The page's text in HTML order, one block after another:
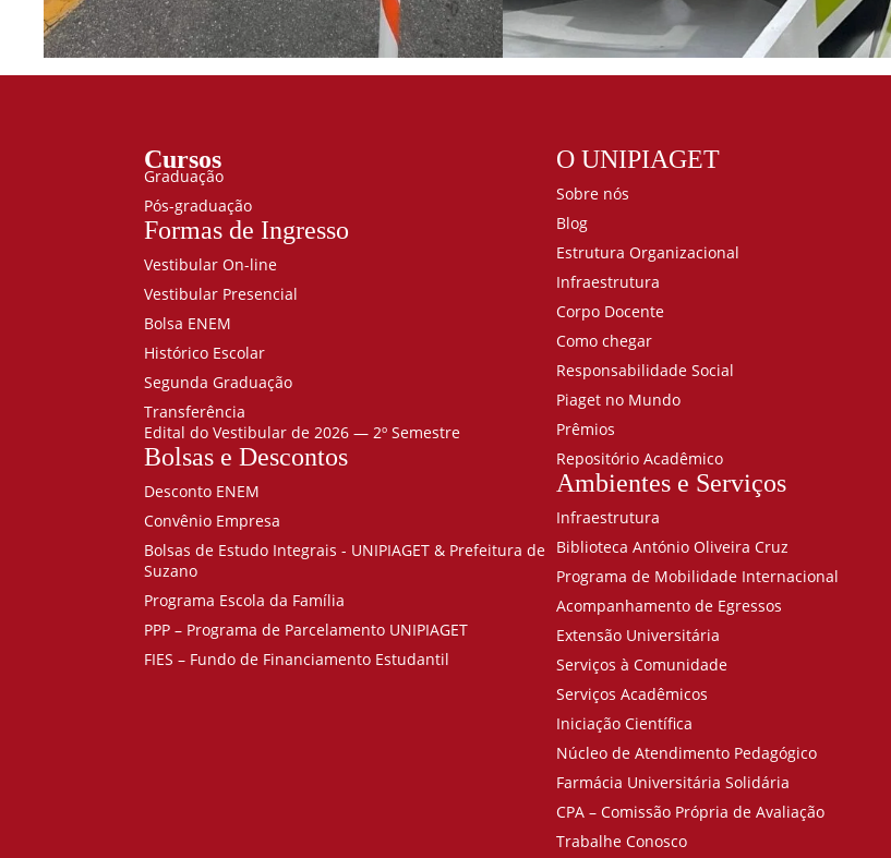
Cursos
Graduação
Pós-graduação
Formas de Ingresso
Vestibular On-line
Vestibular Presencial
Bolsa ENEM
Histórico Escolar
Segunda Graduação
Transferência
Edital do Vestibular de 2026 — 2º Semestre
Bolsas e Descontos
Desconto ENEM
Convênio Empresa
Bolsas de Estudo Integrais - UNIPIAGET & Prefeitura de
Suzano
Programa Escola da Família
PPP – Programa de Parcelamento UNIPIAGET
FIES – Fundo de Financiamento Estudantil
O UNIPIAGET
Sobre nós
Blog
Estrutura Organizacional
Infraestrutura
Corpo Docente
Como chegar
Responsabilidade Social
Piaget no Mundo
Prêmios
Repositório Acadêmico
Ambientes e Serviços
Infraestrutura
Biblioteca António Oliveira Cruz
Programa de Mobilidade Internacional
Acompanhamento de Egressos
Extensão Universitária
Serviços à Comunidade
Serviços Acadêmicos
Iniciação Científica
Núcleo de Atendimento Pedagógico
Farmácia Universitária Solidária
CPA – Comissão Própria de Avaliação
Trabalhe Conosco